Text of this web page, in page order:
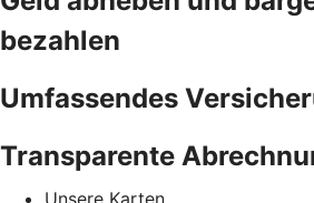
bezahlen
Umfassendes
Transparente
Unsere Karten